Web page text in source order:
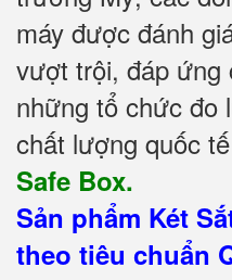
máy được đánh
vượt trội, đáp ứng
những tổ chức đo
chất lượng quốc
Safe Box.
Sản phẩm Két
theo tiêu chuẩn